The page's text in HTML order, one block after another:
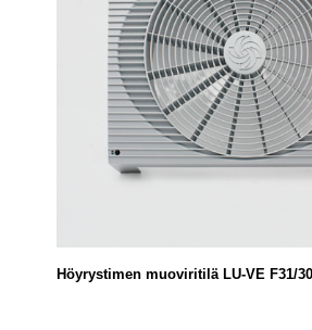
Höyrystimen muoviritilä LU-VE F31/